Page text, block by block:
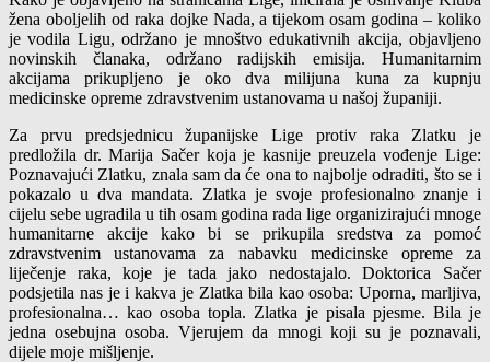
žena oboljelih od raka dojke Nada, a tijekom osam godina – koliko
je vodila Ligu, održano je mnoštvo edukativnih akcija, objavljeno
novinskih članaka, održano radijskih emisija. Humanitarnim
akcijama prikupljeno je oko dva milijuna kuna za kupnju
medicinske opreme zdravstvenim ustanovama u našoj županiji.
Za prvu predsjednicu županijske Lige protiv raka Zlatku je
predložila dr. Marija Sačer koja je kasnije preuzela vođenje Lige:
Poznavajući Zlatku, znala sam da će ona to najbolje odraditi, što se i
pokazalo u dva mandata. Zlatka je svoje profesionalno znanje i
cijelu sebe ugradila u tih osam godina rada lige organizirajući mnoge
humanitarne akcije kako bi se prikupila sredstva za pomoć
zdravstvenim ustanovama za nabavku medicinske opreme za
liječenje raka, koje je tada jako nedostajalo. Doktorica Sačer
podsjetila nas je i kakva je Zlatka bila kao osoba: Uporna, marljiva,
profesionalna… kao osoba topla. Zlatka je pisala pjesme. Bila je
jedna osebujna osoba. Vjerujem da mnogi koji su je poznavali,
dijele moje mišljenje.